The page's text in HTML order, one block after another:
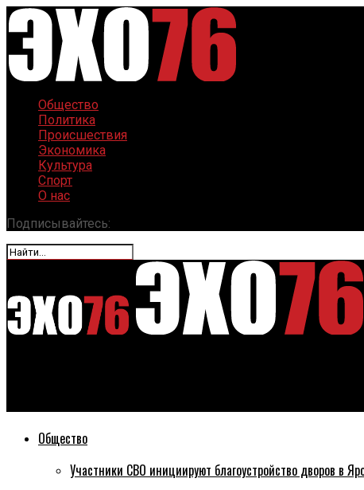
Общество
Политика
Происшествия
Экономика
Культура
Спорт
О нас
Подписывайтесь:
Общество
Участники СВО инициируют благоустройство дворов в